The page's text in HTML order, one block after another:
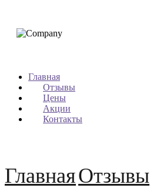
Главная
Отзывы
Цены
Акции
Контакты
ГлавнаяОтзывы